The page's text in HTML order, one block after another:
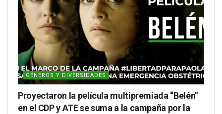
GÉNEROS Y DIVERSIDADES
Proyectaron la película multipremiada “Belén”
en el CDP y ATE se suma a la campaña por la